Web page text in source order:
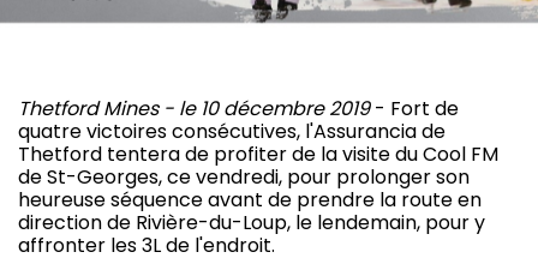
Thetford Mines - le 10 décembre 2019- Fort de
quatre victoires consécutives, l'Assurancia de
Thetford tentera de profiter de la visite du Cool FM
de St-Georges, ce vendredi, pour prolonger son
heureuse séquence avant de prendre la route en
direction de Rivière-du-Loup, le lendemain, pour y
affronter les 3L de l'endroit.